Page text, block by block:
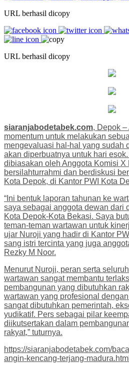
URL berhasil dicopy
URL berhasil dicopy
siaranjabodetabek.com, Depok
momentum untuk melakukan
mengevaluasi hal-hal yang sudah
akan diperbuatnya untuk hari
dibiasakan oleh Anggota Komisi X
bersilahturrahmi dan berdiskusi
Kota Depok, di Kantor PWI Kota
“Ini bentuk laporan tahunan ke
saya sebagai anggota dewan dari
Kota Depok-Kota Bekasi. Saya
teman-teman wartawan untuk
ujar Nuroji yang hadir di Kantor
sang istri tercinta yang juga
Rezky M Noor.
Menurut Nuroji, peran serta
wartawan sangat membantu
pembangunan yang dibutuhkan
wartawan yang profesional
sangat dibutuhkan pemerintah,
yudikatif. Pers sebagai pilar
diikutsertakan dalam
rakyat,” tuturnya.
https://siaranjabodetabek.com/
angin-kencang-terjang-madura.html